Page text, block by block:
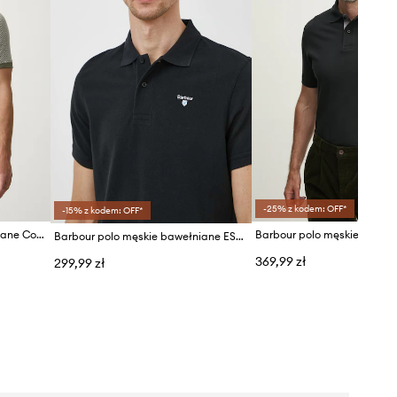
Barbour polo męskie bawełniane Copgrove
-15% z kodem: OFF*
Barbour polo męskie bawełniane ESSENTIALS
299,99 zł
-25% z kodem: OFF*
Barbour polo męskie
369,99 zł